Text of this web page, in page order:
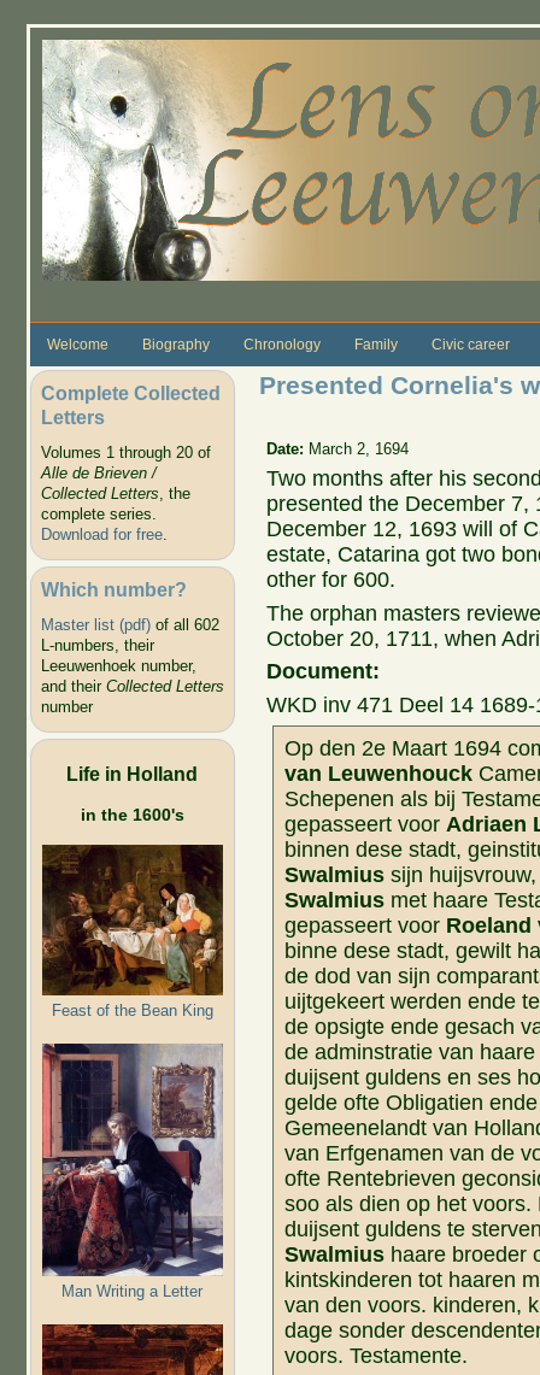
Welcome Biography Chronology Family Civic career
Complete Collected
Letters
Volumes 1 through 20 of
Alle de Brieven /
Collected Letters, the
complete series.
Download for free.
Which number?
Master list (pdf)of all 602
L-numbers, their
Leeuwenhoek number,
and their Collected Letters
number
Life in Holland
in the 1600's
Feast of the Bean King
Man Writing a Letter
Presented Cornelia's
Date: March 2, 1694
Two months after his
presented the December 7,
December 12, 1693 will of
estate, Catarina got two
other for 600.
The orphan masters
October 20, 1711, when
Document:
WKD inv 471 Deel 14
Op den 2e Maart 1694
van Leuwenhouck
Schepenen als bij
gepasseert voorAdriaen
binnen dese stadt,
Swalmiussijn
Swalmius met haare
gepasseert voor Roeland
binne dese stadt, gewilt
de dod van sijn
uijtgekeert werden ende
de opsigte ende gesach
de adminstratie van
duijsent guldens en ses
gelde ofte Obligatien
Gemeenelandt van
van Erfgenamen van de
ofte Rentebrieven
soo als dien op het
duijsent guldens te
Swalmius haare broeder
kintskinderen tot haaren
van den voors. kinderen,
dage sonder
voors. Testamente.